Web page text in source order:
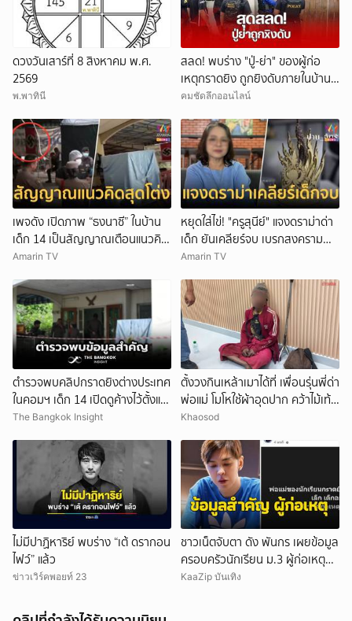
ดวงวันเสาร์ที่ 8 สิงหาคม พ.ศ.
2569
พ.พาทินี
สลด! พบร่าง "ปู่-ย่า" ของผู้ก่อ
เหตุกราดยิง ถูกยิงดับภายในบ้าน
พัก
คมชัดลึกออนไลน์
เพจดัง เปิดภาพ “ธงนาซี” ในบ้าน
เด็ก 14 เป็นสัญญาณเตือนแนวคิด
สุดโต่ง
Amarin TV
หยุดใส่ไข่! "ครูสุนีย์" แจงดราม่าด่า
เด็ก ยันเคลียร์จบ เบรกสงคราม
Gen
Amarin TV
ตำรวจพบคลิปกราดยิงต่างประเทศ
ในคอมฯ เด็ก 14 เปิดดูค้างไว้ตั้งแต่
วันที่ 30 ก.ค.
The Bangkok Insight
ตั้งวงกินเหล้าเมาได้ที่ เพื่อนรุ่นพี่ด่า
พ่อแม่ โมโหใช้ผ้าอุดปาก คว้าไม้เท้า
กระหน่ำฟาดเสียชีวิต
Khaosod
ไม่มีปาฏิหาริย์ พบร่าง “เต้ ดรากอน
ไฟว์” แล้ว
ข่าวเวิร์คพอยท์ 23
ชาวเน็ตจับตา ดัง พันกร เผยข้อมูล
ครอบครัวนักเรียน ม.3 ผู้ก่อเหตุ
และที่มาอาวุธ
KaaZip บันเทิง